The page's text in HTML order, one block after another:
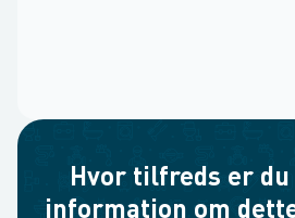
Hvor tilfreds er du
information om